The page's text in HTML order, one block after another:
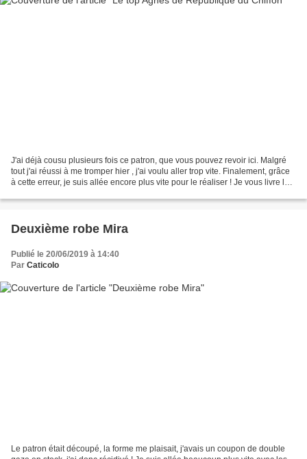
J'ai déjà cousu plusieurs fois ce patron, que vous pouvez revoir ici. Malgré
tout j'ai réussi à me tromper hier , j'ai voulu aller trop vite. Finalement, grâce
à cette erreur, je suis allée encore plus vite pour le réaliser ! Je vous livre le
Deuxième robe Mira
Publié le 20/06/2019 à 14:40
Par Caticolo
Le patron était découpé, la forme me plaisait, j'avais un coupon de double